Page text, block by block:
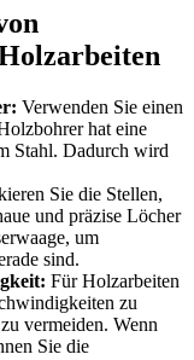
Verwenden Sie einen
hat eine
Stahl. Dadurch wird
Sie die Stellen,
und präzise Löcher
um
sind.
Für Holzarbeiten
zu
vermeiden. Wenn
Sie die